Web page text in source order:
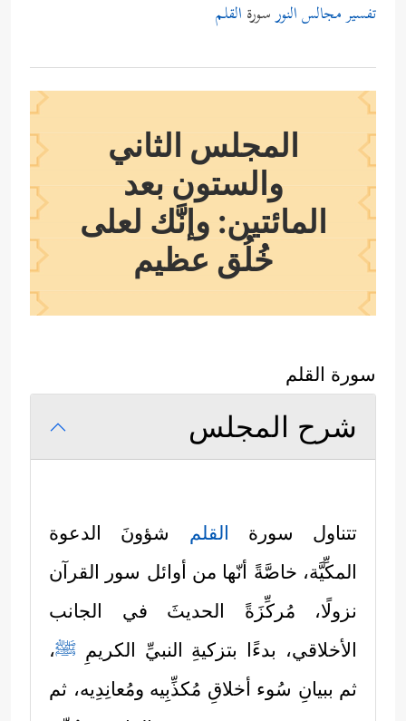
تفسير مجالس النورسورة القلم
المجلس الثاني
والستون بعد
المائتين: وإنَّك لعلى
خُلُق عظيم
سورة القلم
شرح المجلس
تتناول سورة القلم شؤونَ الدعوة
المكِّيَّة، خاصَّةً أنّها من أوائل سور القرآن
نزولًا، مُركِّزَةً الحديثَ في الجانب
الأخلاقي، بدءًا بتزكيةِ النبيِّ الكريمِ ﷺ،
ثم ببيانِ سُوء أخلاقِ مُكذِّبِيه ومُعانِدِيه، ثم